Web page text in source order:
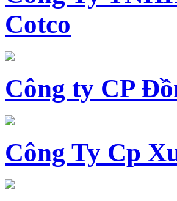
Cotco
Công ty CP
Công Ty Cp